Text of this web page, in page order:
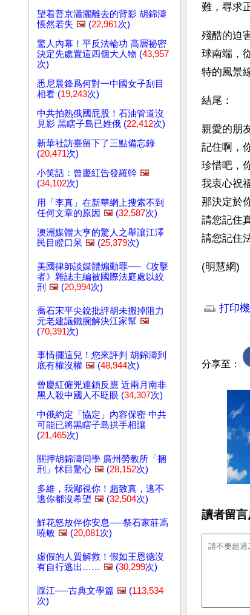
望着普京瀟灑離去的背影 胡錦濤
悵然若失 🖼️ (22,961次)
驚人內幕！平反法輪功 高層祕密
決定先處置這四個大人物 (43,957
次)
悉尼晨鋒爲何對一中國女子刮目
相看 (19,243次)
中共拍熟俄國屁股！石油管道沒
見影 黑瞎子島已姓俄 (22,412次)
新華社訪臺留下了三點備忘錄
(20,471次)
小笑話：曾慶紅告發羅幹 🖼️
(34,102次)
用「李真」在新華網上搜索不到
任何文章的原因 🖼️ (32,587次)
澳洲媒體大亨的驚人之舉讓江澤
民目瞪口呆 🖼️ (25,379次)
美國律師談媒體煽動罪──《攻擊
者》雜誌主編被國際法庭處以絞
刑 🖼️ (20,994次)
喬石宋平尖銳批評胡未搬掉阻力
元老建議鐵腕解決江家幫 🖼️
(70,391次)
事情擺這兒！您來評判 胡錦濤到
底有權沒權 🖼️ (48,944次)
曾慶紅僱兇連鎖反應 近兩月南非
黑人殺中國人不眨眼 (34,307次)
中俄約定「協定」內容保密 中共
可能已將黑瞎子島拱手相讓
(21,465次)
關押胡錦濤同學 廣州勞教所「捆
刑」怵目驚心 🖼️ (28,152次)
多維，我鄙視你！趙致真，逃不
逃你都沒希望 🖼️ (32,504次)
鮮花怒放伴你安息──祭石家莊馮
曉敏 🖼️ (20,081次)
虛假的人質解救！假如王恩德沒
有自行逃出…… 🖼️ (30,299次)
踩江──古典文學篇 🖼️ (113,534
次)
難，尋求
殘酷的迫
球南端，
特的風景
結尾：
親愛的朋
記住啊，
珍惜吧，
我衷心祝
那決定於
請您記住
請您記住
(明慧網)
打印
分享至：
讀者留